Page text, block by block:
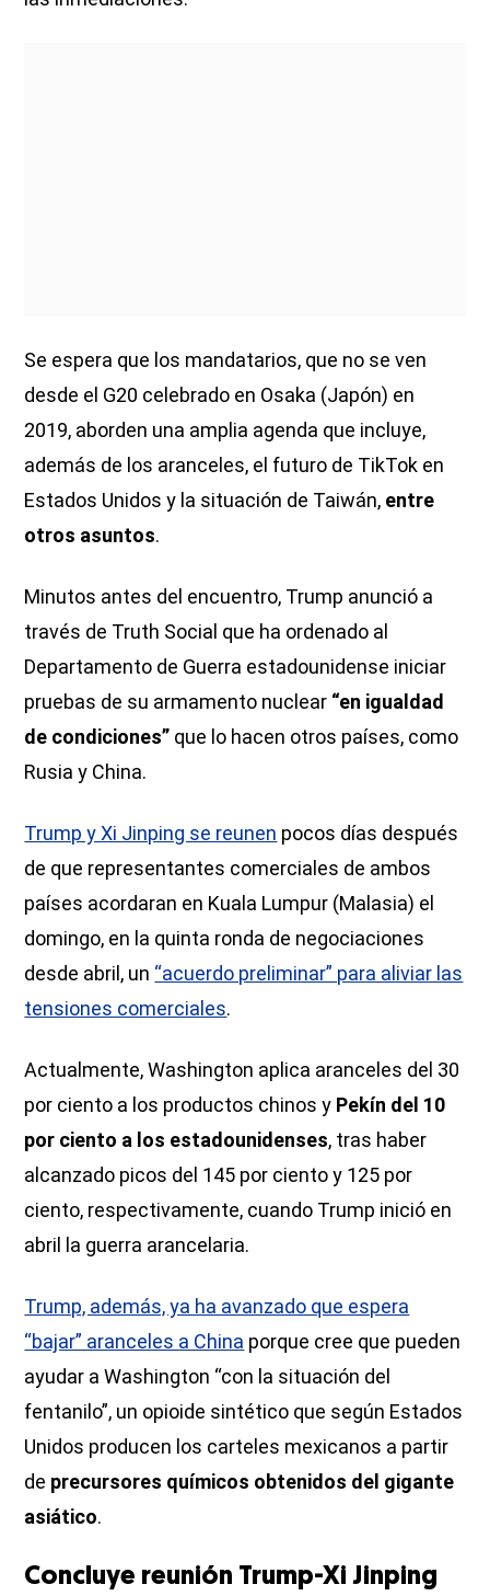
Se espera que los mandatarios, que no se ven
desde el G20 celebrado en Osaka (Japón) en
2019, aborden una amplia agenda que incluye,
además de los aranceles, el futuro de TikTok en
Estados Unidos y la situación de Taiwán, entre
otros asuntos.
Minutos antes del encuentro, Trump anunció a
través de Truth Social que ha ordenado al
Departamento de Guerra estadounidense iniciar
pruebas de su armamento nuclear “en igualdad
de condiciones” que lo hacen otros países, como
Rusia y China.
Trump y Xi Jinping se reunen pocos días después
de que representantes comerciales de ambos
países acordaran en Kuala Lumpur (Malasia) el
domingo, en la quinta ronda de negociaciones
desde abril, un “acuerdo preliminar” para aliviar las
tensiones comerciales.
Actualmente, Washington aplica aranceles del 30
por ciento a los productos chinos y Pekín del 10
por ciento a los estadounidenses, tras haber
alcanzado picos del 145 por ciento y 125 por
ciento, respectivamente, cuando Trump inició en
abril la guerra arancelaria.
Trump, además, ya ha avanzado que espera
“bajar” aranceles a China porque cree que pueden
ayudar a Washington “con la situación del
fentanilo”, un opioide sintético que según Estados
Unidos producen los carteles mexicanos a partir
de precursores químicos obtenidos del gigante
asiático.
Concluye reunión Trump-Xi Jinping